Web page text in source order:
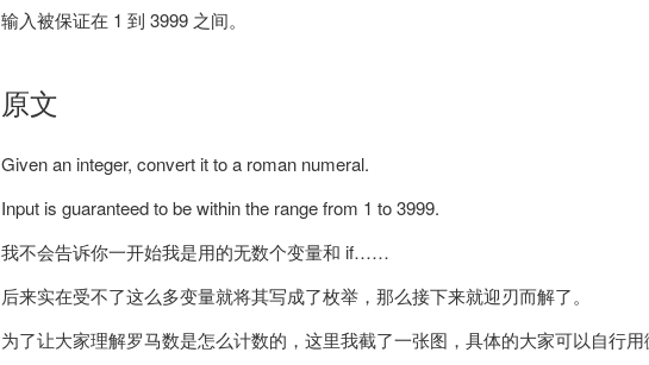
输入被保证在 1 到 3999 之间。
原文
Given an integer, convert it to a roman numeral.
Input is guaranteed to be within the range from 1 to 3999.
我不会告诉你一开始我是用的无数个变量和 if……
后来实在受不了这么多变量就将其写成了枚举，那么接下来就迎刃而解了。
为了让大家理解罗马数是怎么计数的，这里我截了一张图，具体的大家可以自行用